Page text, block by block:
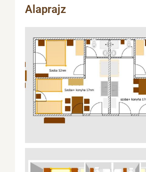
Alaprajz